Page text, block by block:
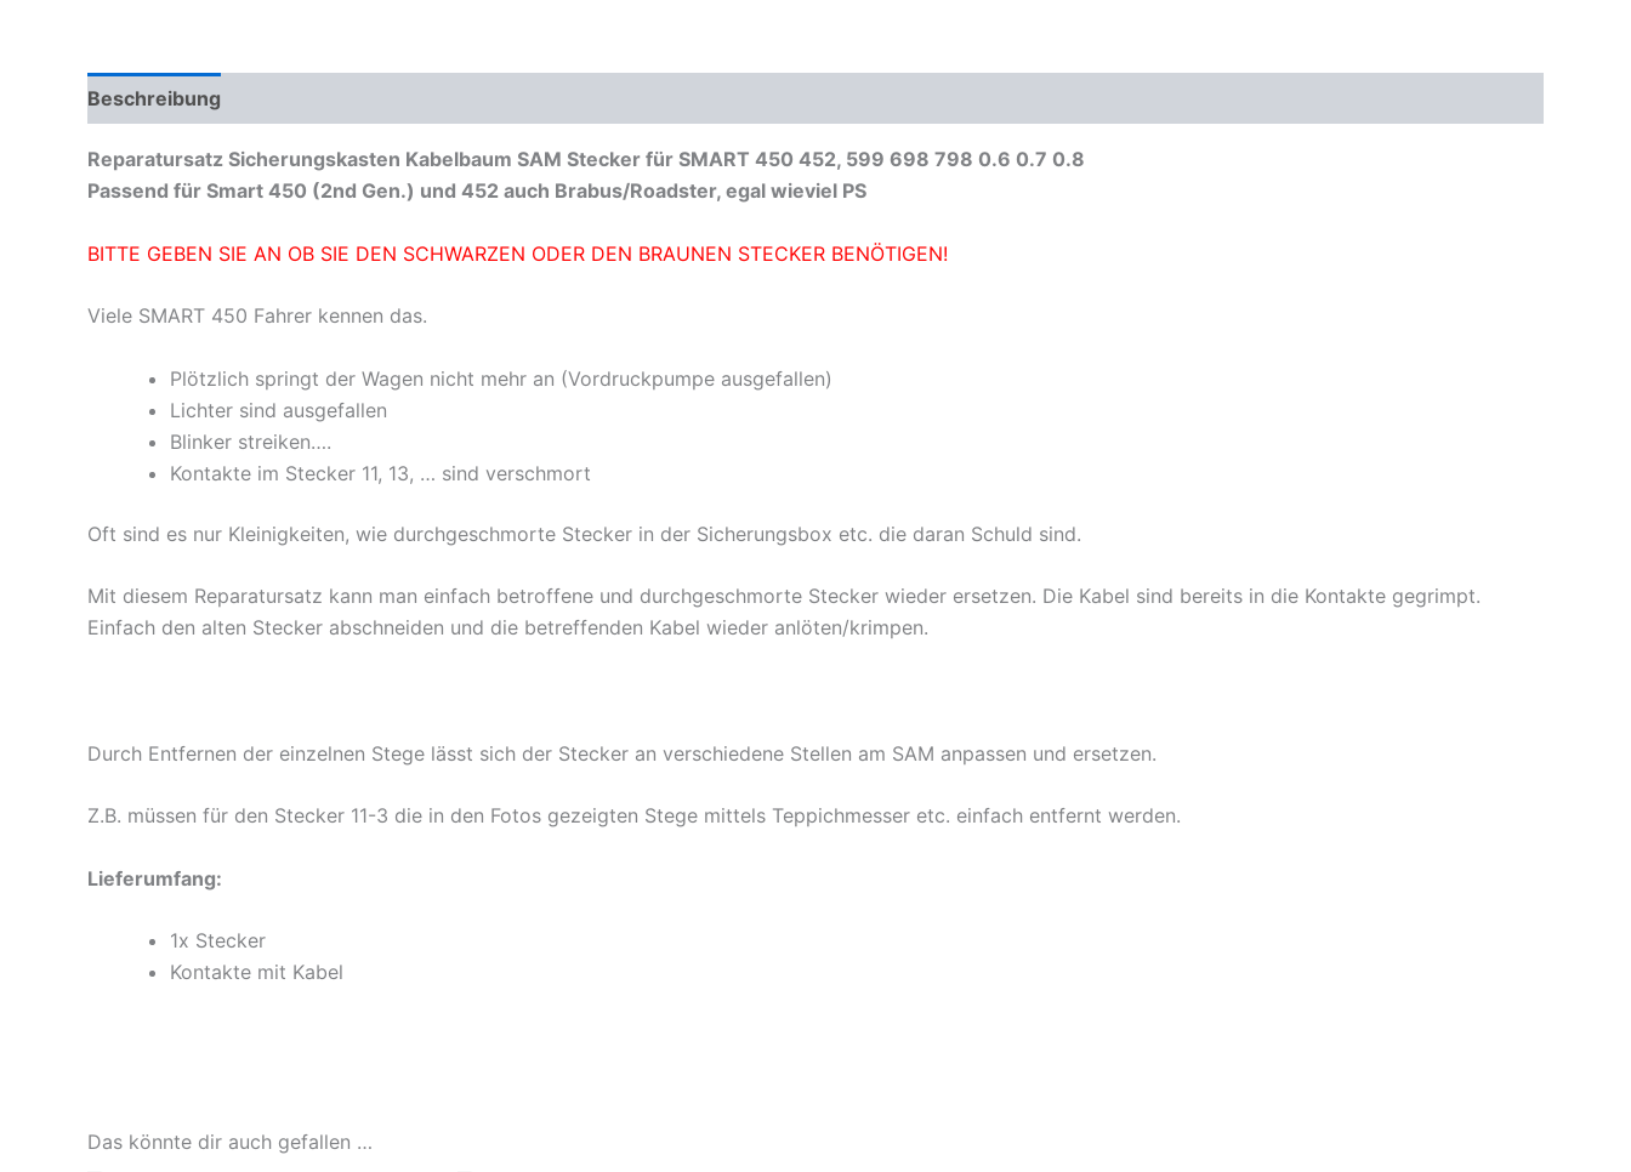
Beschreibung
Reparatursatz Sicherungskasten Kabelbaum SAM Stecker für SMART 450 452, 599 698 798 0.6 0.7 0.8
Passend für Smart 450 (2nd Gen.) und 452 auch Brabus/Roadster, egal wieviel PS
BITTE GEBEN SIE AN OB SIE DEN SCHWARZEN ODER DEN BRAUNEN STECKER BENÖTIGEN!
Viele SMART 450 Fahrer kennen das.
Plötzlich springt der Wagen nicht mehr an (Vordruckpumpe ausgefallen)
Lichter sind ausgefallen
Blinker streiken….
Kontakte im Stecker 11, 13, … sind verschmort
Oft sind es nur Kleinigkeiten, wie durchgeschmorte Stecker in der Sicherungsbox etc. die daran Schuld sind.
Mit diesem Reparatursatz kann man einfach betroffene und durchgeschmorte Stecker wieder ersetzen. Die Kabel sind bereits in die Kontakte gegrimpt.
Einfach den alten Stecker abschneiden und die betreffenden Kabel wieder anlöten/krimpen.
Durch Entfernen der einzelnen Stege lässt sich der Stecker an verschiedene Stellen am SAM anpassen und ersetzen.
Z.B. müssen für den Stecker 11-3 die in den Fotos gezeigten Stege mittels Teppichmesser etc. einfach entfernt werden.
Lieferumfang:
1x Stecker
Kontakte mit Kabel
Das könnte dir auch gefallen …